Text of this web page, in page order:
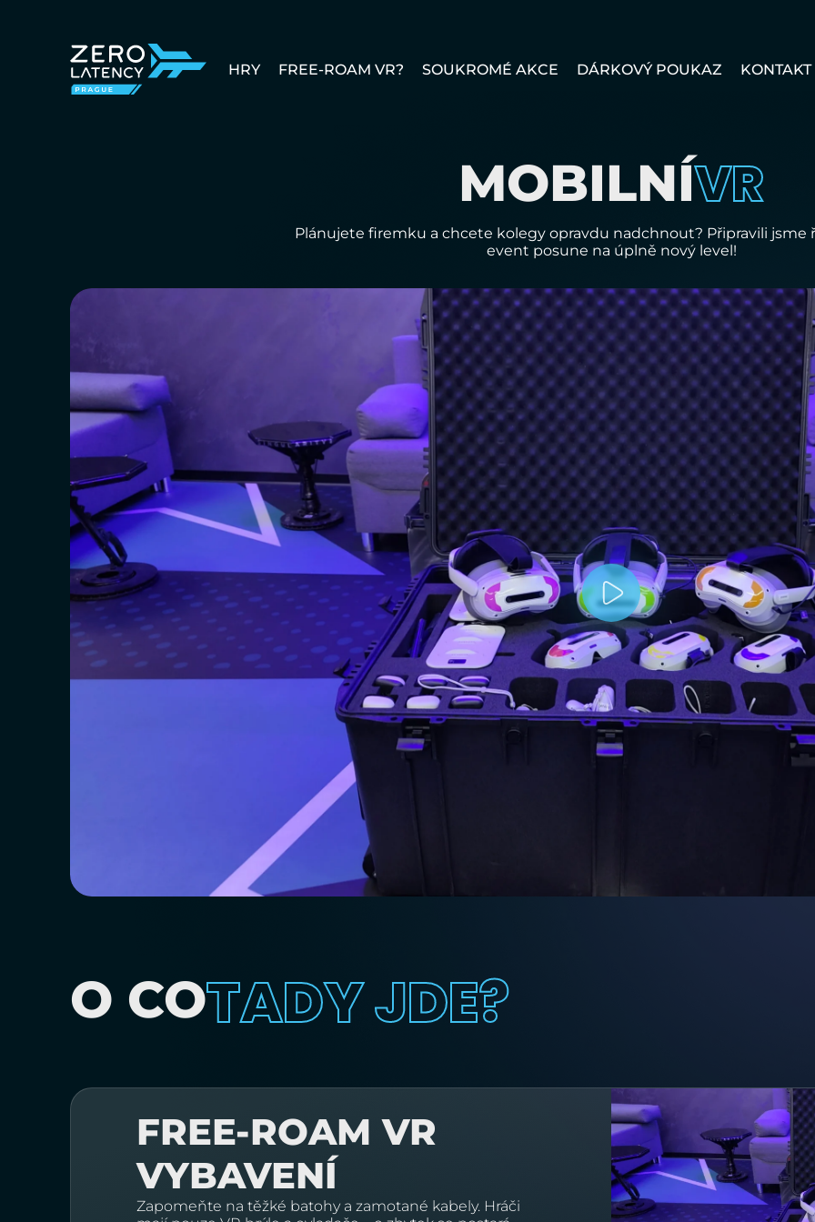
HRY FREE-ROAM VR? SOUKROMÉ AKCE DÁRKOVÝ POUKAZ KONTAKT
MOBILNÍVR
Plánujete firemku a chcete kolegy opravdu nadchnout? Připravili jsme
event posune na úplně nový level!
O COTADY JDE?
FREE-ROAM VR
VYBAVENÍ
Zapomeňte na těžké batohy a zamotané kabely. Hráči